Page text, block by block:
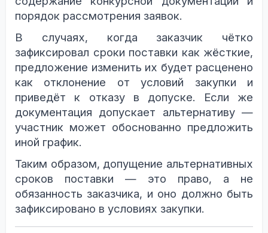
порядок рассмотрения заявок.
В случаях, когда заказчик чётко
зафиксировал сроки поставки как жёсткие,
предложение изменить их будет расценено
как отклонение от условий закупки и
приведёт к отказу в допуске. Если же
документация допускает альтернативу —
участник может обоснованно предложить
иной график.
Таким образом, допущение альтернативных
сроков поставки — это право, а не
обязанность заказчика, и оно должно быть
зафиксировано в условиях закупки.